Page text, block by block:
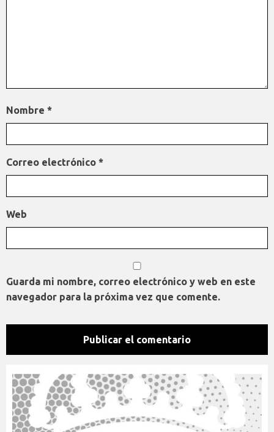
Nombre *
Correo electrónico *
Web
Guarda mi nombre, correo electrónico y web en este
navegador para la próxima vez que comente.